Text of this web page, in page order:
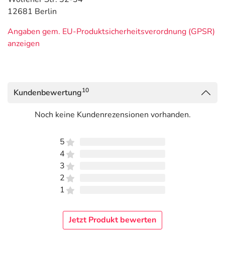
12681 Berlin
Angaben gem. EU-Produktsicherheitsverordnung (GPSR)
anzeigen
Kundenbewertung10
Noch keine Kundenrezensionen vorhanden.
5
4
3
2
1
Jetzt Produkt bewerten